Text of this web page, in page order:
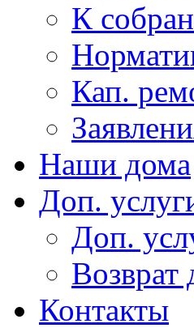
К
Кап.
Наши дома
Доп.
Доп.
Возврат
Контакты